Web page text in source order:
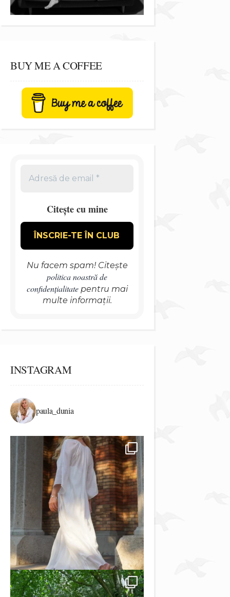
BUY ME A COFFEE
Citește cu mine
Nu facem spam! Citește
politica noastră de
confidențialitatepentru mai
multe informații.
INSTAGRAM
paula_dunia